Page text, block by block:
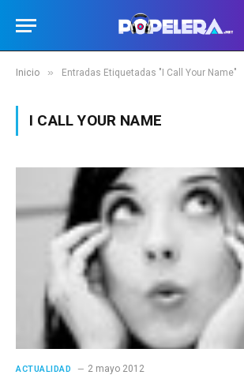
Inicio » Entradas Etiquetadas "I Call Your Name"
I CALL YOUR NAME
ACTUALIDAD 2 mayo 2012